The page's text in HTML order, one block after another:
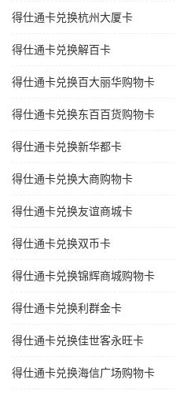
得仕通卡兑换杭州大厦卡
得仕通卡兑换解百卡
得仕通卡兑换百大丽华购物卡
得仕通卡兑换东百百货购物卡
得仕通卡兑换新华都卡
得仕通卡兑换大商购物卡
得仕通卡兑换友谊商城卡
得仕通卡兑换双币卡
得仕通卡兑换锦辉商城购物卡
得仕通卡兑换利群金卡
得仕通卡兑换佳世客永旺卡
得仕通卡兑换海信广场购物卡